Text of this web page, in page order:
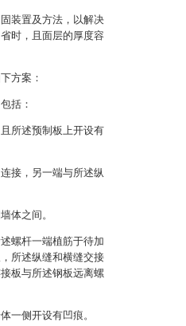
装置及方法，以解决
时，且面层的厚度容
方案：
括：
所述预制板上开设有
接，另一端与所述纵
体之间。
螺杆一端植筋于待加
所述纵缝和横缝交接
板与所述钢板远离螺
一侧开设有凹痕。